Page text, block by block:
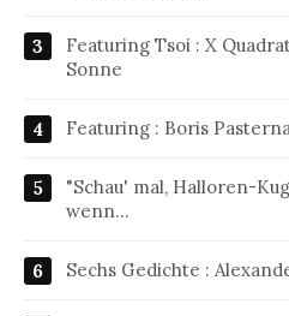
Featuring Tsoi : X
Sonne
Featuring : Boris
"Schau' mal, Halloren-
wenn…
Sechs Gedichte :